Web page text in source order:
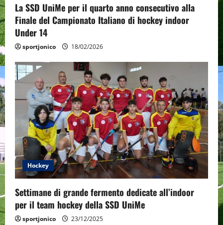
La SSD UniMe per il quarto anno consecutivo alla
Finale del Campionato Italiano di hockey indoor
Under 14
sportjonico 18/02/2026
Hockey
Settimane di grande fermento dedicate all’indoor
per il team hockey della SSD UniMe
sportjonico 23/12/2025